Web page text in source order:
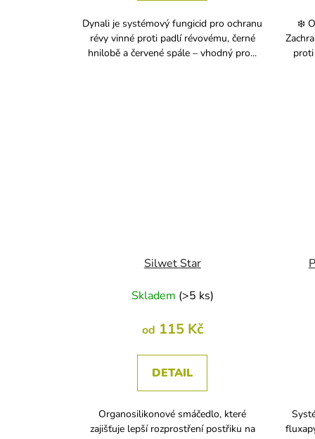
Dynali je systémový fungicid pro ochranu
révy vinné proti padlí révovému, černé
hnilobě a červené spále – vhodný pro...
❄️
Silwet Star
Skladem (>5 ks)
od 115 Kč
DETAIL
Organosilikonové smáčedlo, které
zajišťuje lepší rozprostření postřiku na